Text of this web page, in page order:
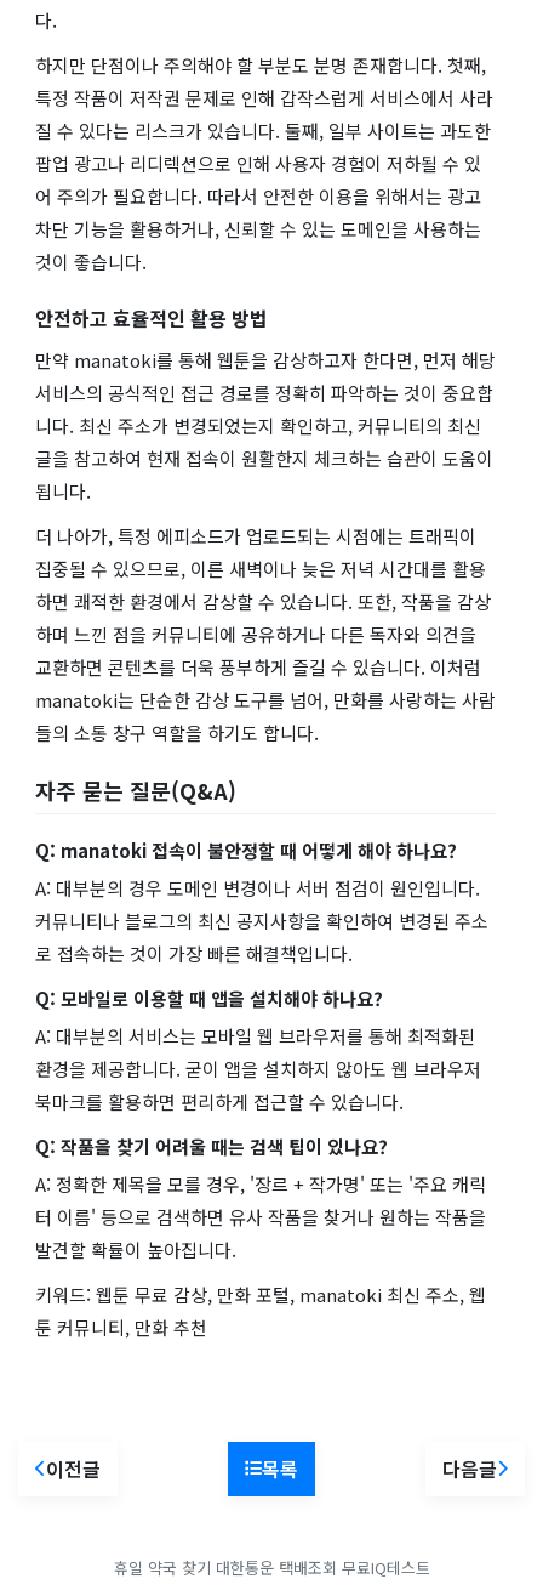
다.
하지만 단점이나 주의해야 할 부분도 분명 존재합니다. 첫째,
특정 작품이 저작권 문제로 인해 갑작스럽게 서비스에서 사라
질 수 있다는 리스크가 있습니다. 둘째, 일부 사이트는 과도한
팝업 광고나 리디렉션으로 인해 사용자 경험이 저하될 수 있
어 주의가 필요합니다. 따라서 안전한 이용을 위해서는 광고
차단 기능을 활용하거나, 신뢰할 수 있는 도메인을 사용하는
것이 좋습니다.
안전하고 효율적인 활용 방법
만약 manatoki를 통해 웹툰을 감상하고자 한다면, 먼저 해당
서비스의 공식적인 접근 경로를 정확히 파악하는 것이 중요합
니다. 최신 주소가 변경되었는지 확인하고, 커뮤니티의 최신
글을 참고하여 현재 접속이 원활한지 체크하는 습관이 도움이
됩니다.
더 나아가, 특정 에피소드가 업로드되는 시점에는 트래픽이
집중될 수 있으므로, 이른 새벽이나 늦은 저녁 시간대를 활용
하면 쾌적한 환경에서 감상할 수 있습니다. 또한, 작품을 감상
하며 느낀 점을 커뮤니티에 공유하거나 다른 독자와 의견을
교환하면 콘텐츠를 더욱 풍부하게 즐길 수 있습니다. 이처럼
manatoki는 단순한 감상 도구를 넘어, 만화를 사랑하는 사람
들의 소통 창구 역할을 하기도 합니다.
자주 묻는 질문(Q&A)
Q: manatoki 접속이 불안정할 때 어떻게 해야 하나요?
A: 대부분의 경우 도메인 변경이나 서버 점검이 원인입니다.
커뮤니티나 블로그의 최신 공지사항을 확인하여 변경된 주소
로 접속하는 것이 가장 빠른 해결책입니다.
Q: 모바일로 이용할 때 앱을 설치해야 하나요?
A: 대부분의 서비스는 모바일 웹 브라우저를 통해 최적화된
환경을 제공합니다. 굳이 앱을 설치하지 않아도 웹 브라우저
북마크를 활용하면 편리하게 접근할 수 있습니다.
Q: 작품을 찾기 어려울 때는 검색 팁이 있나요?
A: 정확한 제목을 모를 경우, '장르 + 작가명' 또는 '주요 캐릭
터 이름' 등으로 검색하면 유사 작품을 찾거나 원하는 작품을
발견할 확률이 높아집니다.
키워드: 웹툰 무료 감상, 만화 포털, manatoki 최신 주소, 웹
툰 커뮤니티, 만화 추천
이전글 목록 다음글
휴일 약국 찾기 대한통운 택배조회 무료IQ테스트